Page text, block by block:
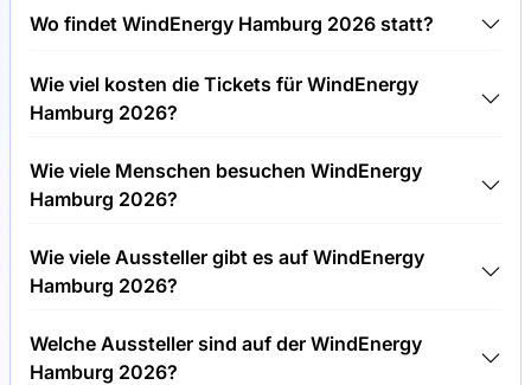
22.09.2026 und 25.09.2026 statt.
Wo findet WindEnergy Hamburg 2026 statt?
WindEnergy Hamburg 2026 findet unter
Messezentrum Hamburg, Deutschland statt.
Wie viel kosten die Tickets für WindEnergy
Hamburg 2026?
Tickets für WindEnergy Hamburg 2026 kosten
150,00 € pro Besucher.
Wie viele Menschen besuchen WindEnergy
Hamburg 2026?
Rund 35.000 Menschen besuchen die WindEnergy
Hamburg 2026.
Wie viele Aussteller gibt es auf WindEnergy
Hamburg 2026?
Rund 1.400 Aussteller präsentieren sich auf
WindEnergy Hamburg 2026.
Welche Aussteller sind auf der WindEnergy
Hamburg 2026?